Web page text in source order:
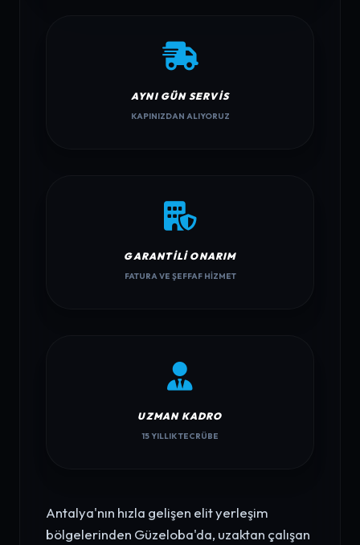
AYNI GÜN SERVIS
KAPINIZDAN ALIYORUZ
GARANTILI ONARIM
FATURA VE ŞEFFAF HIZMET
UZMAN KADRO
15 YILLIK TECRÜBE
Antalya'nın hızla gelişen elit yerleşim
bölgelerinden Güzeloba'da, uzaktan çalışan